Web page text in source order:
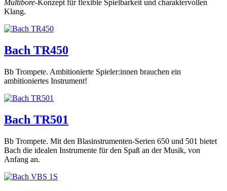
Multibore-Konzept für flexible Spielbarkeit und charaktervollen
Klang.
Bach TR450
Bb Trompete. Ambitionierte Spieler:innen brauchen ein
ambitioniertes Instrument!
Bach TR501
Bb Trompete. Mit den Blasinstrumenten-Serien 650 und 501 bietet
Bach die idealen Instrumente für den Spaß an der Musik, von
Anfang an.